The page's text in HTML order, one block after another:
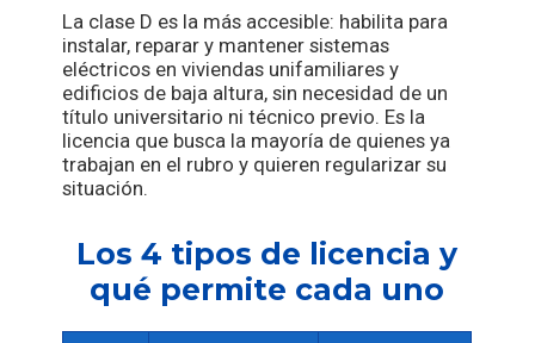
La clase D es la más accesible: habilita para
instalar, reparar y mantener sistemas
eléctricos en viviendas unifamiliares y
edificios de baja altura, sin necesidad de un
título universitario ni técnico previo. Es la
licencia que busca la mayoría de quienes ya
trabajan en el rubro y quieren regularizar su
situación.
Los 4 tipos de licencia y
qué permite cada uno